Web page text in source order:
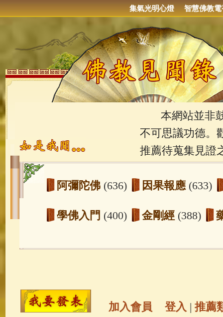
集氣光明心燈 智慧佛教電
本網站並非鼓
不可思議功德。
推薦待蒐集見證
阿彌陀佛 (636) 因果報應 (633)
學佛入門 (400) 金剛經 (388)
玉曆寶鈔(236) 地藏經(225)
高僧故事 (142) 放生護生 (133)
加入會員 登入 | 推薦